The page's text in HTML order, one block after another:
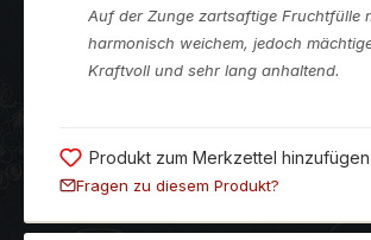
Auf der Zunge zartsaftige Fruchtfülle
harmonisch weichem, jedoch
Kraftvoll und sehr lang anhaltend.
Produkt zum Merkzettel hinzufügen
Fragen zu diesem Produkt?